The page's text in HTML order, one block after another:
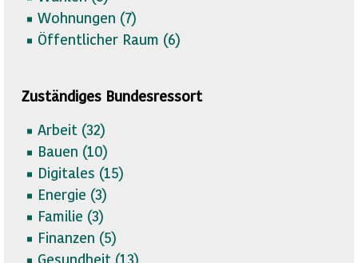
Wohnungen (7)
Öffentlicher Raum (6)
Zuständiges Bundesressort
Arbeit (32)
Bauen (10)
Digitales (15)
Energie (3)
Familie (3)
Finanzen (5)
Gesundheit (13)